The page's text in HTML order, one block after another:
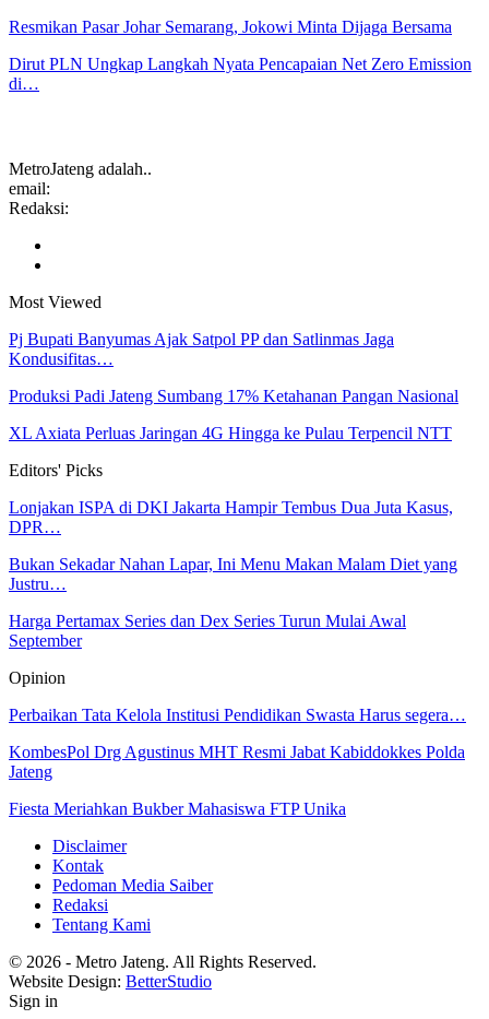
Resmikan Pasar Johar Semarang, Jokowi Minta Dijaga Bersama
Dirut PLN Ungkap Langkah Nyata Pencapaian Net Zero Emission
di…
MetroJateng adalah..
email:
Redaksi:
Most Viewed
Pj Bupati Banyumas Ajak Satpol PP dan Satlinmas Jaga
Kondusifitas…
Produksi Padi Jateng Sumbang 17% Ketahanan Pangan Nasional
XL Axiata Perluas Jaringan 4G Hingga ke Pulau Terpencil NTT
Editors' Picks
Lonjakan ISPA di DKI Jakarta Hampir Tembus Dua Juta Kasus,
DPR…
Bukan Sekadar Nahan Lapar, Ini Menu Makan Malam Diet yang
Justru…
Harga Pertamax Series dan Dex Series Turun Mulai Awal
September
Opinion
Perbaikan Tata Kelola Institusi Pendidikan Swasta Harus segera…
KombesPol Drg Agustinus MHT Resmi Jabat Kabiddokkes Polda
Jateng
Fiesta Meriahkan Bukber Mahasiswa FTP Unika
Disclaimer
Kontak
Pedoman Media Saiber
Redaksi
Tentang Kami
© 2026 - Metro Jateng. All Rights Reserved.
Website Design: BetterStudio
Sign in